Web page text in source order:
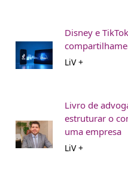
Disney e
LiV +
Livro de
estruturar o
uma empresa
LiV +